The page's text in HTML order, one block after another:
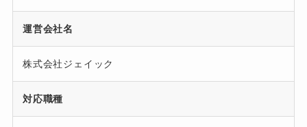
運営会社名
株式会社ジェイック
対応職種